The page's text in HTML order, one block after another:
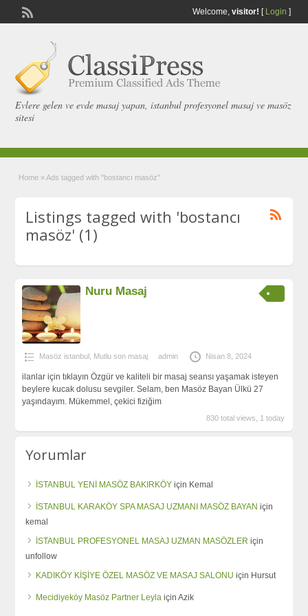
Welcome, visitor! [ Login ]
Evlere gelen ve evde masaj yapan, istanbul profesyonel masaj ve masöz
sitesi
Home » Ads tagged with "bostancı masöz"
Listings tagged with 'bostancı
masöz' (1)
Nuru Masaj
Masöz istanbul Mutlu son masaj admin Nisan 8, 2024
ilanlar için tıklayın Özgür ve kaliteli bir masaj seansı yaşamak isteyen
beylere kucak dolusu sevgiler. Selam, ben Masöz Bayan Ülkü 27
yaşındayım. Mükemmel, çekici fiziğim
830 total views, 1 today
Yorumlar
İSTANBUL YENİ MASÖZ BAKIRKÖY için Kemal
İSTANBUL KARAKÖY SPA MASAJ UZMANI MASÖZ BAYAN için
kemal
İSTANBUL PROFESYONEL MASAJ UZMAN MASÖZLER için
unfollow
KADIKÖY KİŞİYE ÖZEL MASÖZ VE MASAJ SALONU için Hursut
Mecidiyeköy Masöz Partner Leyla içinAzik